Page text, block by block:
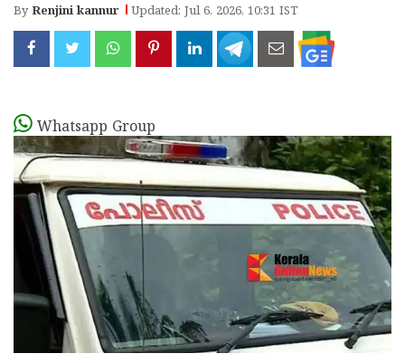
ByRenjini kannur Updated: Jul 6, 2026, 10:31 IST
Whatsapp Group